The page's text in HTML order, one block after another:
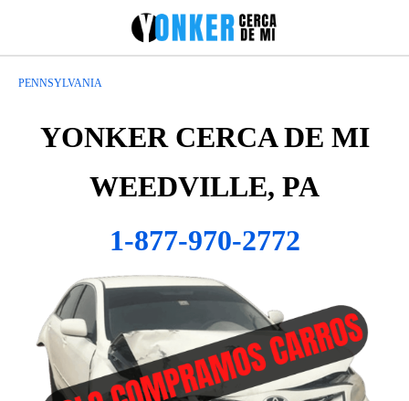
PENNSYLVANIA
YONKER CERCA DE MI
WEEDVILLE, PA
1-877-970-2772